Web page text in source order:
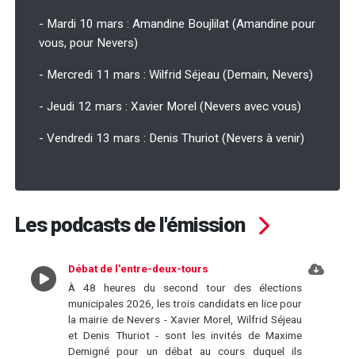
- Mardi 10 mars : Amandine Boujlilat (Amandine pour
vous, pour Nevers)
- Mercredi 11 mars : Wilfrid Séjeau (Demain, Nevers)
- Jeudi 12 mars : Xavier Morel (Nevers avec vous)
- Vendredi 13 mars : Denis Thuriot (Nevers à venir)
Les podcasts de l'émission
Débat de l'entre-deux-tours
À 48 heures du second tour des élections
municipales 2026, les trois candidats en lice pour
la mairie de Nevers - Xavier Morel, Wilfrid Séjeau
et Denis Thuriot - sont les invités de Maxime
Demigné pour un débat au cours duquel ils